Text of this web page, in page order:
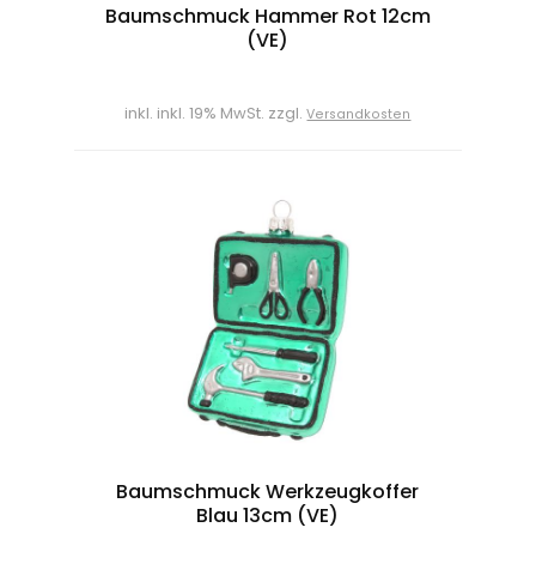
Baumschmuck Hammer Rot 12cm
(VE)
inkl. inkl. 19% MwSt. zzgl.Versandkosten
Baumschmuck Werkzeugkoffer
Blau 13cm (VE)